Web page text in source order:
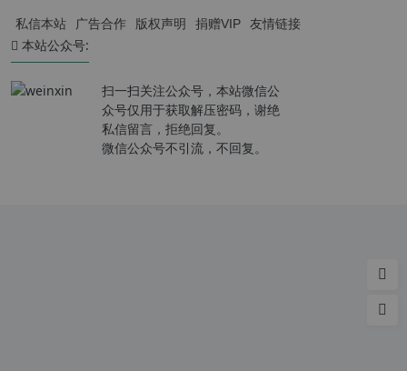
私信本站 广告合作 版权声明 捐赠VIP 友情链接
本站公众号:
扫一扫关注公众号，本站微信公
众号仅用于获取解压密码，谢绝
私信留言，拒绝回复。
微信公众号不引流，不回复。